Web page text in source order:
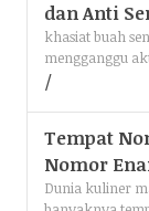
dan Anti
khasiat buah
mengganggu
Tempat
Nomor
Dunia kuliner